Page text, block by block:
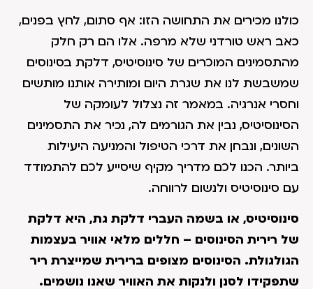
כולנו מכירים את התחושה הזו: אף סתום, לחץ בפנים,
כאב ראש טורדני שלא מרפה. אלו הם רק חלק
מהתסמינים המוכרים של סינוסיטיס, דלקת בסינוסים
שמשבשת לנו את שגרת היום ומותירה אותנו מותשים
וחסרי אנרגיה. במאמר זה נצלול לעומקה של
הסינוסיטיס, נבין את הגורמים לה, נכיר את התסמינים
השונים, ונבחן את דרכי הטיפול והמניעה היעילות
ביותר. הכנו לכם מדריך מקיף שיסייע לכם להתמודד
עם סינוסיטיס ולנשום לרווחה.
סינוסיטיס, או בשמה העברי דלקת גת, היא דלקת
של רירית הסינוסים – חללים מלאי אוויר בעצמות
הגולגולת. הסינוסים מצופים ברירית שמייצרת ריר
שתפקידו לסנן ולנקות את האוויר שאנו נושמים.